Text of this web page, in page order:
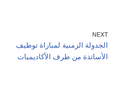
NEXT
الجدولة الزمنية لمباراة توظيف
الأساتذة من طرف الأكاديميات